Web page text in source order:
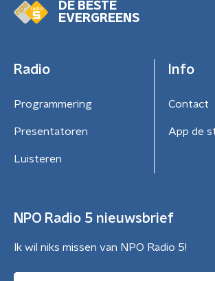
DE BESTE
EVERGREENS
Radio
Programmering
Presentatoren
Luisteren
Info
Contact
App de
NPO Radio 5 nieuwsbrief
Ik wil niks missen van NPO Radio 5!